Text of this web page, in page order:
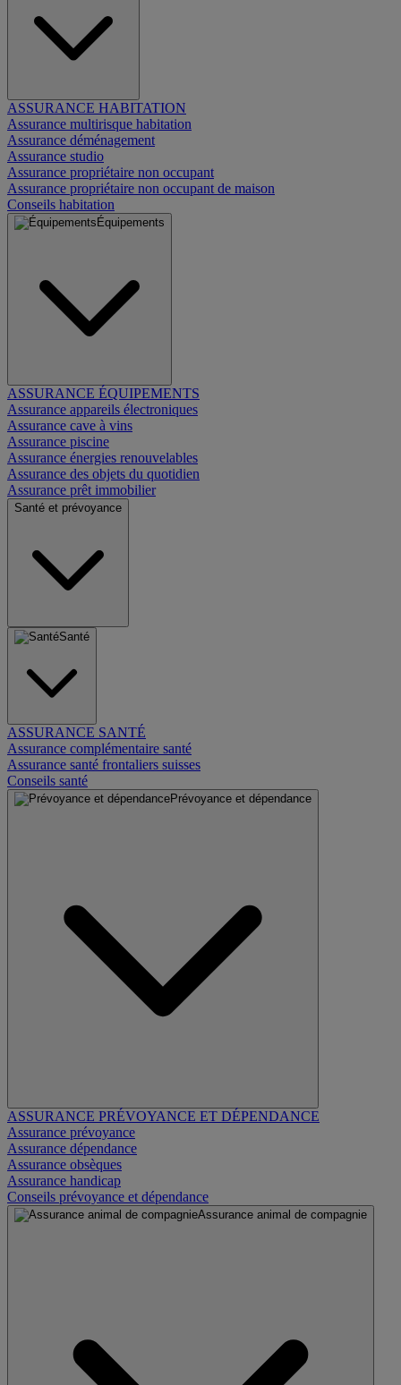
ASSURANCE HABITATION
Assurance multirisque habitation
Assurance déménagement
Assurance studio
Assurance propriétaire non occupant
Assurance propriétaire non occupant de maison
Conseils habitation
Équipements
ASSURANCE ÉQUIPEMENTS
Assurance appareils électroniques
Assurance cave à vins
Assurance piscine
Assurance énergies renouvelables
Assurance des objets du quotidien
Assurance prêt immobilier
Santé et prévoyance
Santé
ASSURANCE SANTÉ
Assurance complémentaire santé
Assurance santé frontaliers suisses
Conseils santé
Prévoyance et dépendance
ASSURANCE PRÉVOYANCE ET DÉPENDANCE
Assurance prévoyance
Assurance dépendance
Assurance obsèques
Assurance handicap
Conseils prévoyance et dépendance
Assurance animal de compagnie